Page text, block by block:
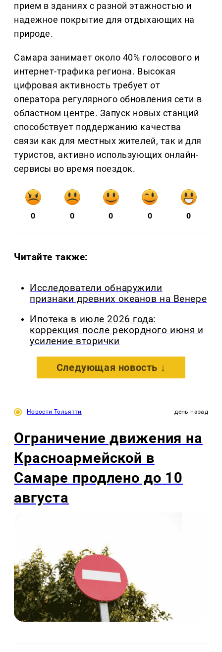
прием в зданиях с разной этажностью и
надежное покрытие для отдыхающих на
природе.
Самара занимает около 40% голосового и
интернет-трафика региона. Высокая
цифровая активность требует от
оператора регулярного обновления сети в
областном центре. Запуск новых станций
способствует поддержанию качества
связи как для местных жителей, так и для
туристов, активно использующих онлайн-
сервисы во время поездок.
0 0 0 0 0
Читайте также:
Исследователи обнаружили
признаки древних океанов на Венере
Ипотека в июле 2026 года:
коррекция после рекордного июня и
усиление вторички
Следующая новость ↓
Новости Тольятти день назад
Ограничение движения на
Красноармейской в
Самаре продлено до 10
августа